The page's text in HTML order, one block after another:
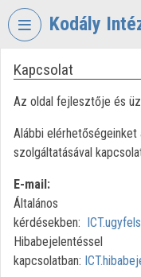
Fejléc kihagyása
Kodály
VIDEO
ZOLTÁN
ZENEPEDAGÓGIAI
Intézményi kezdőlap
Bejelentkezés
Intézményi felfedezés
Kapcsolat
Az oldal fejlesztője és
Alábbi
szolgáltatásával
E-mail:
Általános
kérdésekben:
Hibabejelentéssel
kapcsolatban: